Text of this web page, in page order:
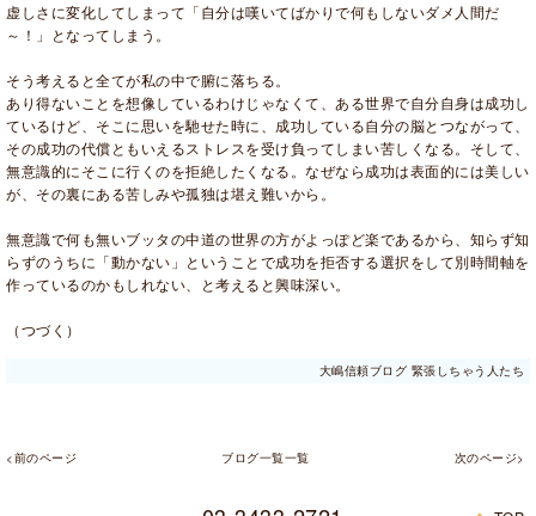
虚しさに変化してしまって「自分は嘆いてばかりで何もしないダメ人間だ
～！」となってしまう。
そう考えると全てが私の中で腑に落ちる。
あり得ないことを想像しているわけじゃなくて、ある世界で自分自身は成功し
ているけど、そこに思いを馳せた時に、成功している自分の脳とつながって、
その成功の代償ともいえるストレスを受け負ってしまい苦しくなる。そして、
無意識的にそこに行くのを拒絶したくなる。なぜなら成功は表面的には美しい
が、その裏にある苦しみや孤独は堪え難いから。
無意識で何も無いブッタの中道の世界の方がよっぽど楽であるから、知らず知
らずのうちに「動かない」ということで成功を拒否する選択をして別時間軸を
作っているのかもしれない、と考えると興味深い。
（つづく）
大嶋信頼ブログ 緊張しちゃう人たち
<前のページ ブログ一覧一覧 次のページ>